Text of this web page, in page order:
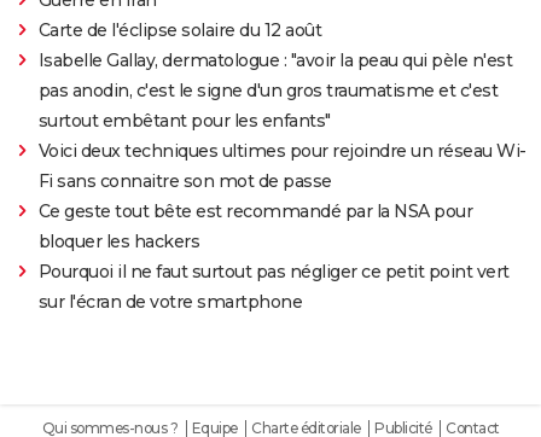
Carte de l'éclipse solaire du 12 août
Isabelle Gallay, dermatologue : "avoir la peau qui pèle n'est
pas anodin, c'est le signe d'un gros traumatisme et c'est
surtout embêtant pour les enfants"
Voici deux techniques ultimes pour rejoindre un réseau Wi-
Fi sans connaitre son mot de passe
Ce geste tout bête est recommandé par la NSA pour
bloquer les hackers
Pourquoi il ne faut surtout pas négliger ce petit point vert
sur l'écran de votre smartphone
Qui sommes-nous ? Equipe Charte éditoriale Publicité Contact